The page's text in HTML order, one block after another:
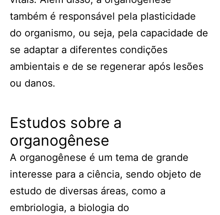
também é responsável pela plasticidade
do organismo, ou seja, pela capacidade de
se adaptar a diferentes condições
ambientais e de se regenerar após lesões
ou danos.
Estudos sobre a
organogênese
A organogênese é um tema de grande
interesse para a ciência, sendo objeto de
estudo de diversas áreas, como a
embriologia, a biologia do